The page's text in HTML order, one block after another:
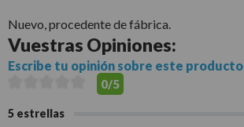
Nuevo, procedente de fábrica.
Vuestras Opiniones:
Escribe tu opinión sobre este producto
0/5
5 estrellas